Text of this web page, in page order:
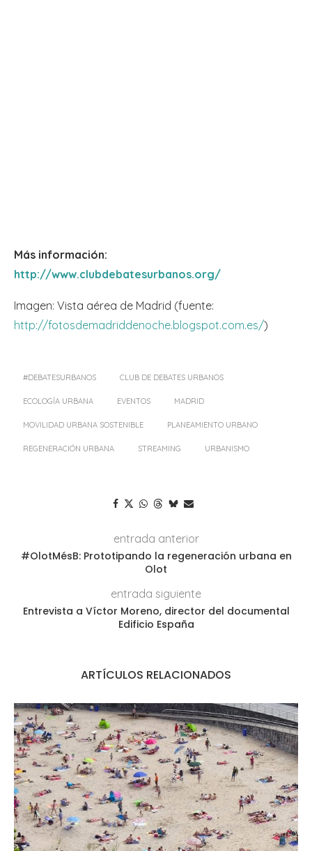
Más información:
http://www.clubdebatesurbanos.org/
Imagen: Vista aérea de Madrid (fuente:
http://fotosdemadriddenoche.blogspot.com.es/)
#DEBATESURBANOS CLUB DE DEBATES URBANOS
ECOLOGÍA URBANA EVENTOS MADRID
MOVILIDAD URBANA SOSTENIBLE PLANEAMIENTO URBANO
REGENERACIÓN URBANA STREAMING URBANISMO
entrada anterior
#OlotMésB: Prototipando la regeneración urbana en
Olot
entrada siguiente
Entrevista a Víctor Moreno, director del documental
Edificio España
ARTÍCULOS RELACIONADOS